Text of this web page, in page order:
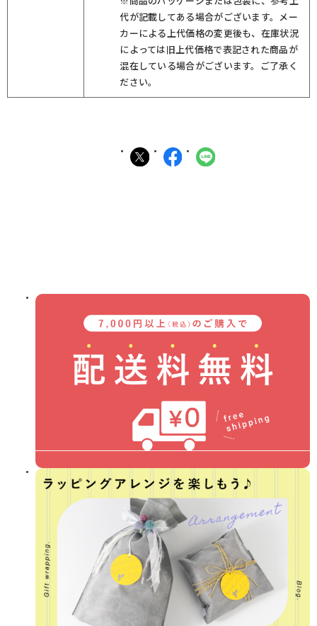
代が記載してある場合がございます。メー
カーによる上代価格の変更後も、在庫状況
によっては旧上代価格で表記された商品が
混在している場合がございます。ご了承く
ださい。